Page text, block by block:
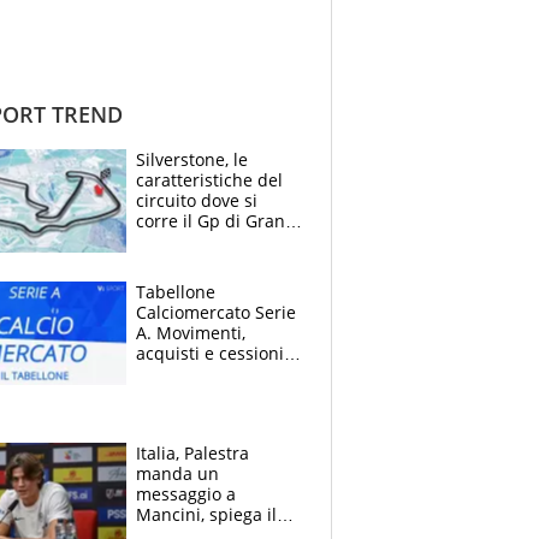
TREND
Silverstone, le
caratteristiche del
circuito dove si
corre il Gp di Gran
Tabellone
Calciomercato Serie
A. Movimenti,
acquisti e cessioni:
Italia, Palestra
manda un
messaggio a
Mancini, spiega il